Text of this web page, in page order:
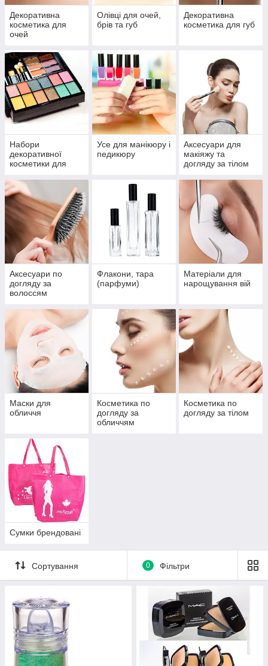
Декоративна
косметика для
очей
Олівці для очей,
брів та губ
Декоративна
косметика для губ
Набори
декоративної
косметики для
Усе для манікюру і
педикюру
Аксесуари для
макіяжу та
догляду за тілом
Аксесуари по
догляду за
волоссям
Флакони, тара
(парфуми)
Матеріали для
нарощування вій
Маски для
обличчя
Косметика по
догляду за
обличчям
Косметика по
догляду за тілом
Сумки брендовані
Сортування 0 Фільтри